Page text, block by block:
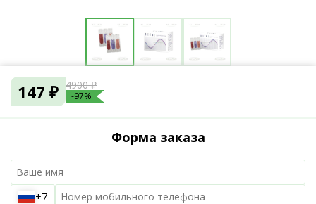
147 ₽ 4900 ₽
-97%
Форма заказа
+7